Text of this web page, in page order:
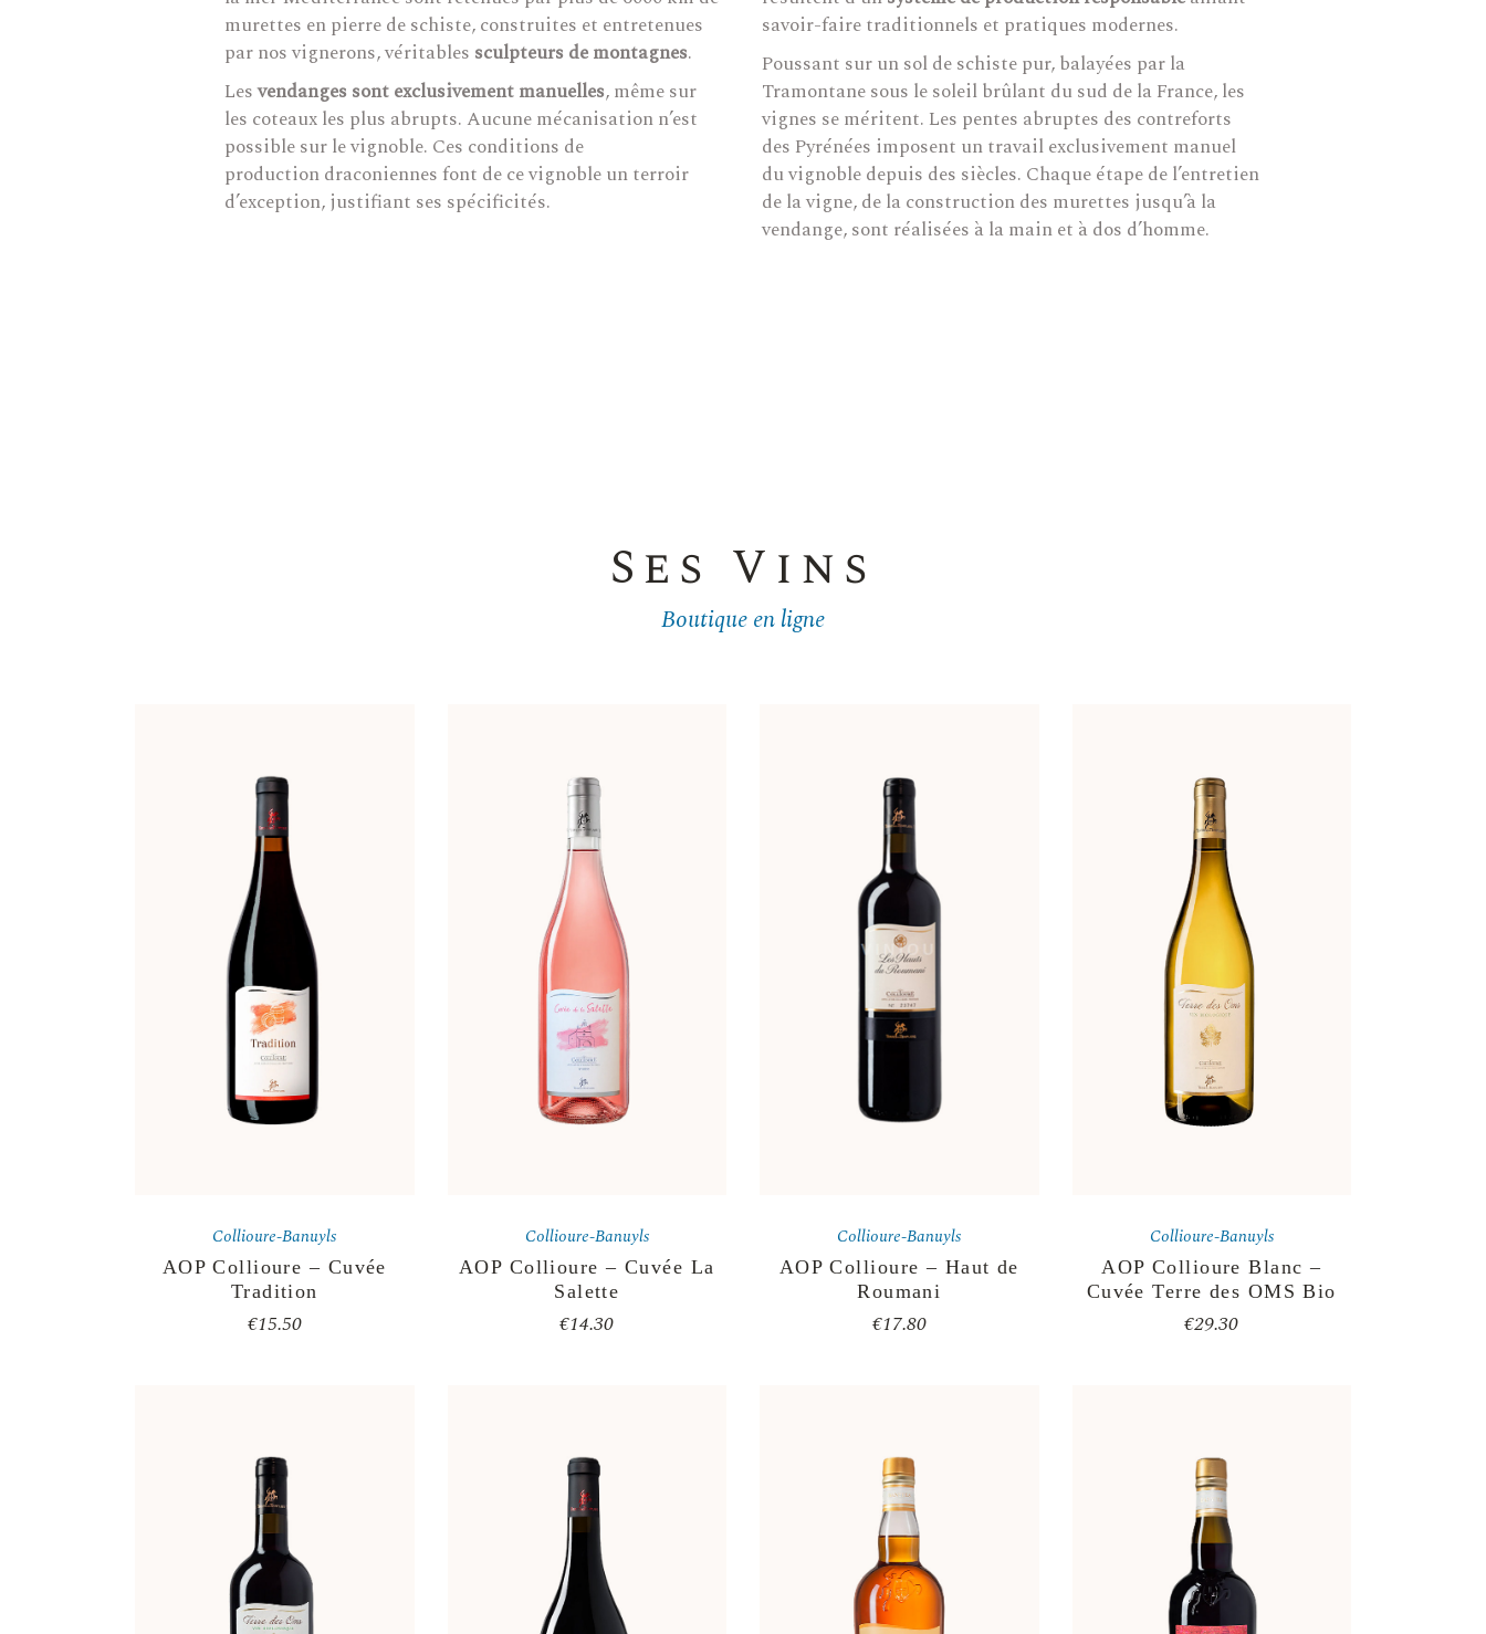
murettes en pierre de schiste, construites et entretenues
par nos vignerons, véritables sculpteurs de montagnes.
Lesvendanges sont exclusivement manuelles, même sur
les coteaux les plus abrupts. Aucune mécanisation n’est
possible sur le vignoble. Ces conditions de
production draconiennes font de ce vignoble un terroir
d’exception, justifiant ses spécificités.
savoir-faire traditionnels et pratiques modernes.
Poussant sur un sol de schiste pur, balayées par la
Tramontane sous le soleil brûlant du sud de la France, les
vignes se méritent. Les pentes abruptes des contreforts
des Pyrénées imposent un travail exclusivement manuel
du vignoble depuis des siècles. Chaque étape de l’entretien
de la vigne, de la construction des murettes jusqu’à la
vendange, sont réalisées à la main et à dos d’homme.
Ses Vins
Boutique en ligne
Collioure-Banuyls
AOP Collioure – Cuvée
Tradition
€15.50
Collioure-Banuyls
AOP Collioure – Cuvée La
Salette
€14.30
Collioure-Banuyls
AOP Collioure – Haut de
Roumani
€17.80
Collioure-Banuyls
AOP Collioure Blanc –
Cuvée Terre des OMS Bio
€29.30